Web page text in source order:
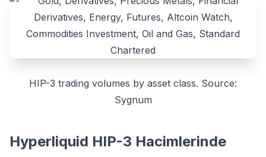
HIP-3 trading volumes by asset class. Source:
Sygnum
Hyperliquid HIP-3 Hacimlerinde